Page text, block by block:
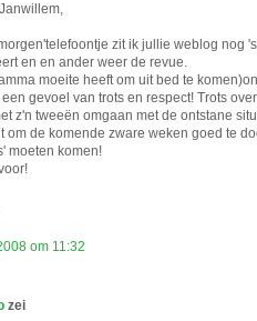
zit ik jullie weblog nog
en en ander weer de revue.
moeite heeft om uit bed te
gevoel van trots en respect! Trots
z'n tweeën omgaan met de ontstane
om de komende zware weken goed te
moeten komen!
om 11:32
zei